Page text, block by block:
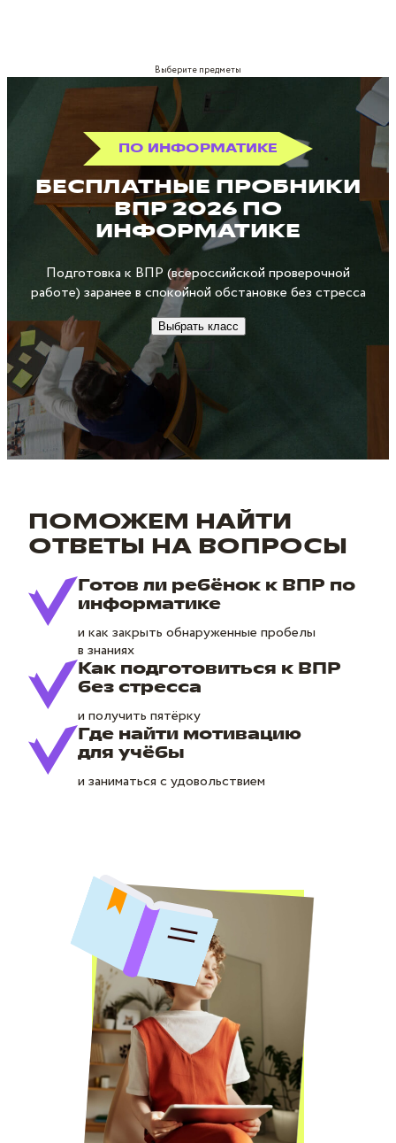
Выберите предметы
ПО ИНФОРМАТИКЕ
БЕСПЛАТНЫЕ ПРОБНИКИ
ВПР 2026 ПО
ИНФОРМАТИКЕ
Подготовка к ВПР (всероссийской проверочной
работе) заранее в спокойной обстановке без стресса
Выбрать класс
ПОМОЖЕМ НАЙТИ
ОТВЕТЫ НА ВОПРОСЫ
Готов ли ребёнок к ВПР по
информатике
и как закрыть обнаруженные пробелы
в знаниях
Как подготовиться к ВПР
без стресса
и получить пятёрку
Где найти мотивацию
для учёбы
и заниматься с удовольствием